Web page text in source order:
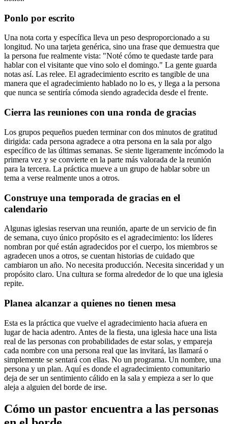
Ponlo por escrito
Una nota corta y específica lleva un peso desproporcionado a su
longitud. No una tarjeta genérica, sino una frase que demuestra que
la persona fue realmente vista: "Noté cómo te quedaste tarde para
hablar con el visitante que vino solo el domingo." La gente guarda
notas así. Las relee. El agradecimiento escrito es tangible de una
manera que el agradecimiento hablado no lo es, y llega a la persona
que nunca se sentiría cómoda siendo agradecida desde el frente.
Cierra las reuniones con una ronda de gracias
Los grupos pequeños pueden terminar con dos minutos de gratitud
dirigida: cada persona agradece a otra persona en la sala por algo
específico de las últimas semanas. Se siente ligeramente incómodo la
primera vez y se convierte en la parte más valorada de la reunión
para la tercera. La práctica mueve a un grupo de hablar sobre un
tema a verse realmente unos a otros.
Construye una temporada de gracias en el
calendario
Algunas iglesias reservan una reunión, aparte de un servicio de fin
de semana, cuyo único propósito es el agradecimiento: los líderes
nombran por qué están agradecidos por el cuerpo, los miembros se
agradecen unos a otros, se cuentan historias de cuidado que
cambiaron un año. No necesita producción. Necesita sinceridad y un
propósito claro. Una cultura se forma alrededor de lo que una iglesia
repite.
Planea alcanzar a quienes no tienen mesa
Esta es la práctica que vuelve el agradecimiento hacia afuera en
lugar de hacia adentro. Antes de la fiesta, una iglesia hace una lista
real de las personas con probabilidades de estar solas, y empareja
cada nombre con una persona real que las invitará, las llamará o
simplemente se sentará con ellas. No un programa. Un nombre, una
persona y un plan. Aquí es donde el agradecimiento comunitario
deja de ser un sentimiento cálido en la sala y empieza a ser lo que
aleja a alguien del borde de irse.
Cómo un pastor encuentra a las personas